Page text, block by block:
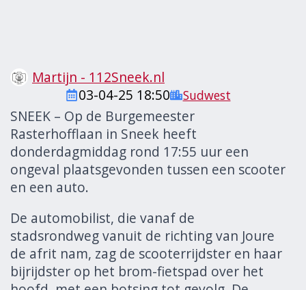
Martijn - 112Sneek.nl
03-04-25 18:50
Sudwest
SNEEK – Op de Burgemeester
Rasterhofflaan in Sneek heeft
donderdagmiddag rond 17:55 uur een
ongeval plaatsgevonden tussen een scooter
en een auto.
De automobilist, die vanaf de
stadsrondweg vanuit de richting van Joure
de afrit nam, zag de scooterrijdster en haar
bijrijdster op het brom-fietspad over het